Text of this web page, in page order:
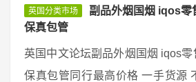
英国分类市场
副品外烟国烟 iqos零
保真包管
英国中文论坛副品外烟国烟 iqos
保真包管同行最高价格 一手货源